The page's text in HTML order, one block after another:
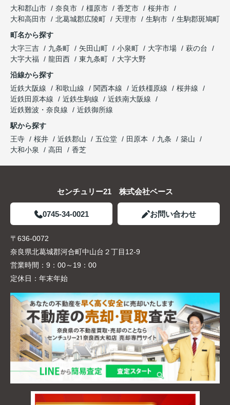
大和郡山市
奈良市 橿原市 香芝市
桜井市
大和高田市
北葛城郡広陵町 天理市 生駒市
生駒郡斑鳩町
町名から探す
大字三吉
九条町 矢田山町 小泉町 大字市場
萩の台
大字大福
龍田西 東九条町
大字大野
沿線から探す
近鉄大阪線
和歌山線 関西本線 近鉄橿原線
桜井線
近鉄田原本線
近鉄生駒線
近鉄南大阪線
近鉄難波・奈良線
近鉄御所線
駅から探す
王寺
桜井 近鉄郡山 五位堂 田原本 九条
築山
大和小泉
高田 香芝
センチュリー21 株式会社ベース
0745-34-0021 お問い合わせ
〒636-0072
奈良県北葛城郡河合町中山台２丁目12-9
営業時間： 9：00～19：00
定休日： 年末年始